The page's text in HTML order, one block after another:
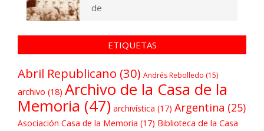
de
ETIQUETAS
Abril Republicano (30) Andrés Rebolledo (15)
archivo (18) Archivo de la Casa de la
Memoria (47) archivística (17) Argentina (25)
Asociación Casa de la Memoria (17) Biblioteca de la Casa